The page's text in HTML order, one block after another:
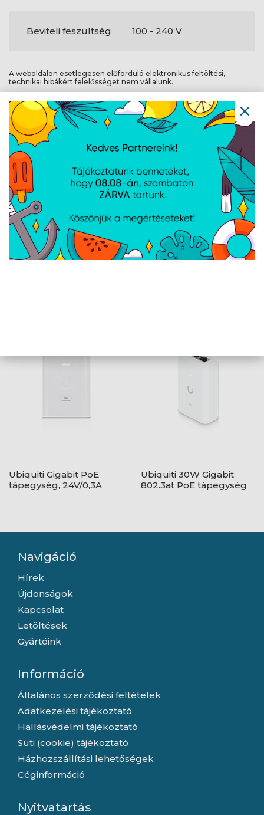
Beviteli feszültség 100 - 240 V
A weboldalon esetlegesen előforduló elektronikus feltöltési,
technikai hibákért felelősséget nem vállalunk.
AJÁNLATUNKBÓL
Ubiquiti Gigabit PoE
tápegység, 24V/0,3A
Ubiquiti 30W Gigabit
802.3at PoE tápegység
Navigáció
Hírek
Újdonságok
Kapcsolat
Letöltések
Gyártóink
Információ
Általános szerződési feltételek
Adatkezelési tájékoztató
Hallásvédelmi tájékoztató
Süti (cookie) tájékoztató
Házhozszállítási lehetőségek
Céginformáció
Nyitvatartás